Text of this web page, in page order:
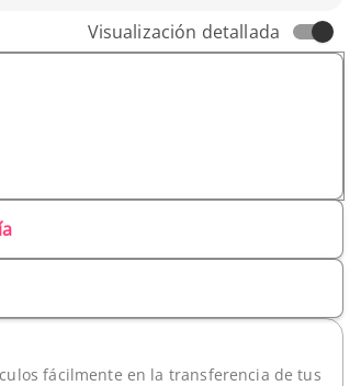
Visualización detallada
fácilmente en la transferencia de tus